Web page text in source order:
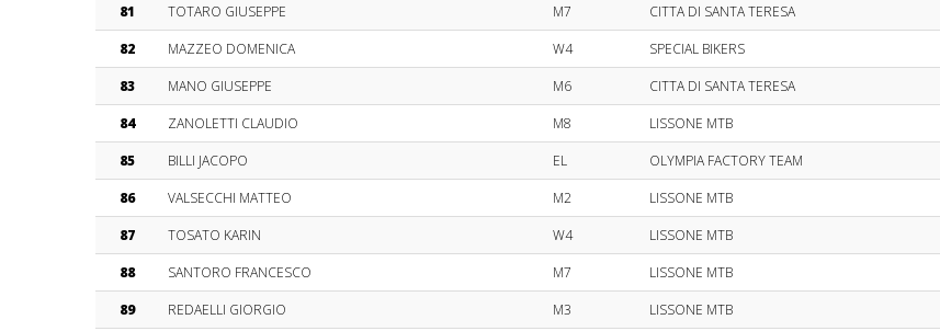
81
TOTARO GIUSEPPE M7
CITTA DI SANTA TERESA
82
MAZZEO DOMENICA W4
SPECIAL BIKERS
83
MANO GIUSEPPE M6
CITTA DI SANTA TERESA
84
ZANOLETTI CLAUDIO M8
LISSONE MTB
85
BILLI JACOPO EL
OLYMPIA FACTORY TEAM
86
VALSECCHI MATTEO M2
LISSONE MTB
87
TOSATO KARIN W4
LISSONE MTB
88
SANTORO FRANCESCO M7
LISSONE MTB
89
REDAELLI GIORGIO M3 LISSONE MTB